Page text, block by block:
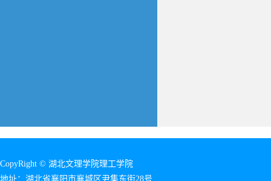
CopyRight © 湖北文理学院理工学院
地址：湖北省襄阳市襄城区尹集东街28号